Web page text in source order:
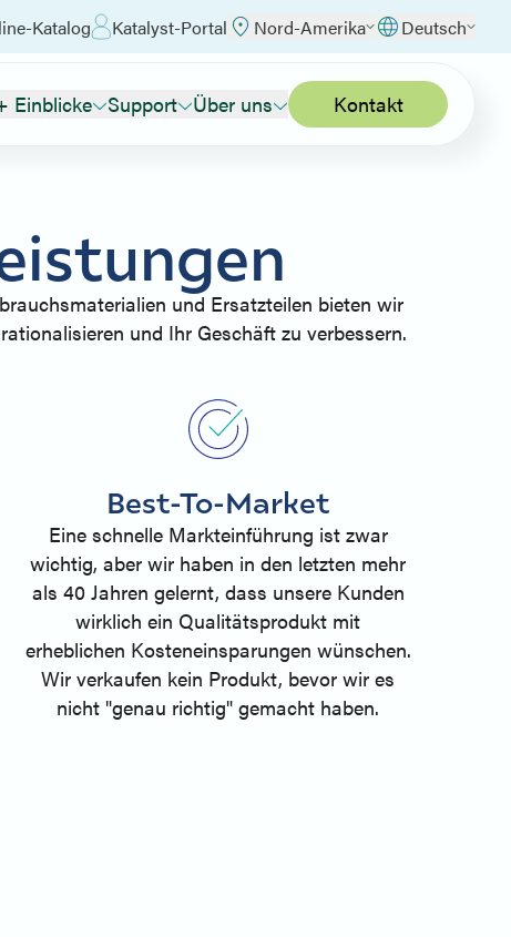
Katalog Katalyst-Portal Nord-Amerika Deutsch
Einblicke Support Über uns Kontakt
und Ersatzteilen bieten wir
und Ihr Geschäft zu verbessern.
Best-To-Market
Eine schnelle Markteinführung ist zwar
wichtig, aber wir haben in den letzten mehr
als 40 Jahren gelernt, dass unsere Kunden
wirklich ein Qualitätsprodukt mit
erheblichen Kosteneinsparungen wünschen.
Wir verkaufen kein Produkt, bevor wir es
nicht "genau richtig" gemacht haben.